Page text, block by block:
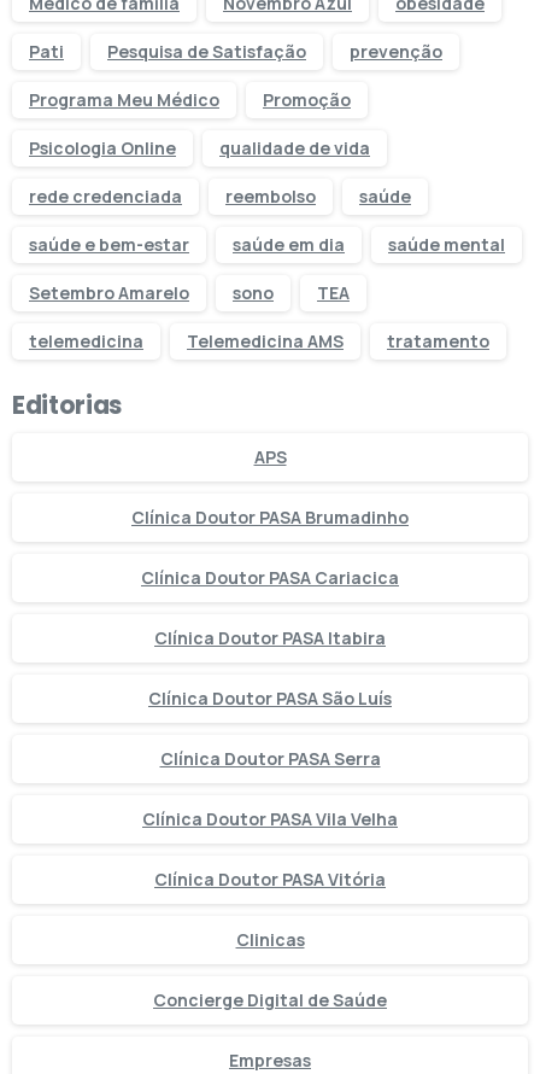
Pati Pesquisa de Satisfação prevenção
Programa Meu Médico Promoção
Psicologia Online qualidade de vida
rede credenciada reembolso saúde
saúde e bem-estar saúde em dia saúde mental
Setembro Amarelo sono TEA
telemedicina Telemedicina AMS tratamento
Editorias
APS
Clínica Doutor PASA Brumadinho
Clínica Doutor PASA Cariacica
Clínica Doutor PASA Itabira
Clínica Doutor PASA São Luís
Clínica Doutor PASA Serra
Clínica Doutor PASA Vila Velha
Clínica Doutor PASA Vitória
Clinicas
Concierge Digital de Saúde
Empresas